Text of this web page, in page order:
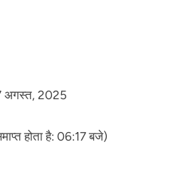
अगस्त, 2025
होता है: 06:17 बजे)